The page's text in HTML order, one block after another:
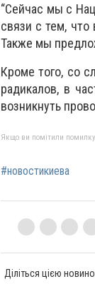
“Сейчас мы с
связи с тем, что
Также мы
Кроме того, со
радикалов, в
возникнуть
Якщо ви помітили помилку,
#новостикиева
Діліться цією